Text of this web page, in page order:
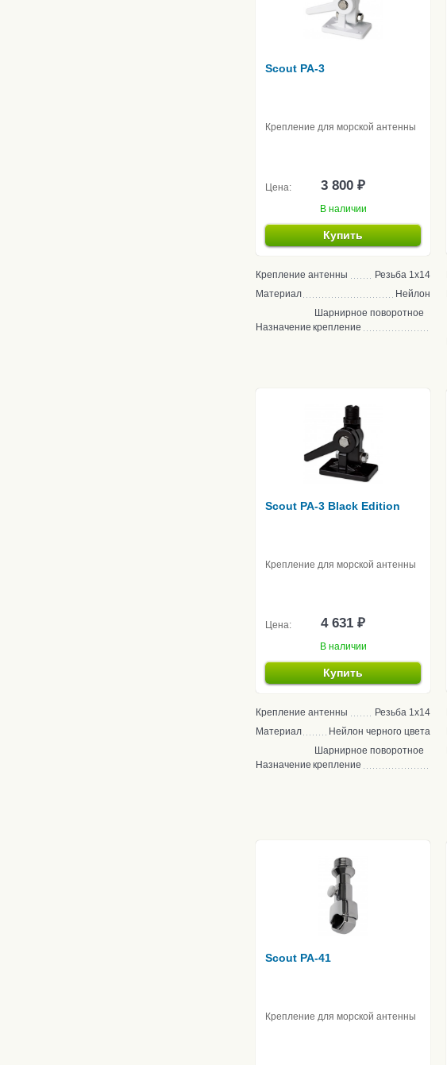
Scout PA-3
Крепление для морской антенны
Цена: 3 800 ₽
В наличии
Купить
Крепление антенны
Резьба 1x14
Материал
Нейлон
Назначение
Шарнирное поворотное
крепление
Scout PA-3 Black Edition
Крепление для морской антенны
Цена: 4 631 ₽
В наличии
Купить
Крепление антенны
Резьба 1x14
Материал
Нейлон черного цвета
Назначение
Шарнирное поворотное
крепление
Scout PA-41
Крепление для морской антенны